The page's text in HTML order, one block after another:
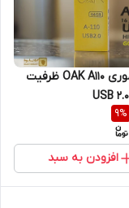
فلش مموری OAK A110 ظرفیت
9%
افزودن به سبد